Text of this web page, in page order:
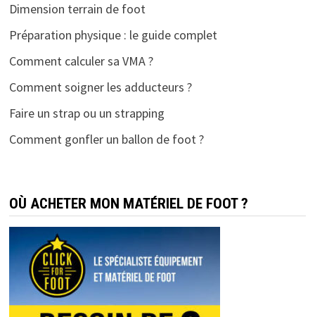
Dimension terrain de foot
Préparation physique : le guide complet
Comment calculer sa VMA ?
Comment soigner les adducteurs ?
Faire un strap ou un strapping
Comment gonfler un ballon de foot ?
OÙ ACHETER MON MATÉRIEL DE FOOT ?